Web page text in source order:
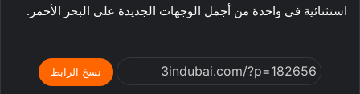
استثنائية في واحدة من أجمل الوجهات الجديدة على البحر الأحمر.
نسخ الرابط